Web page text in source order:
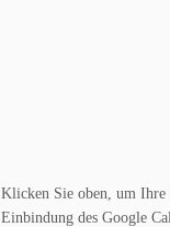
Klicken Sie oben, um
Einbindung des Google